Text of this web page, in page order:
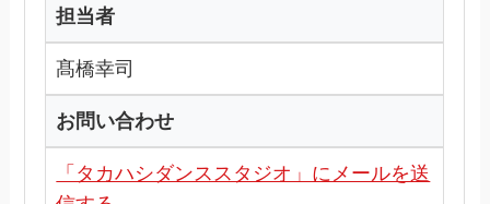
担当者
髙橋幸司
お問い合わせ
「タカハシダンススタジオ」にメールを送